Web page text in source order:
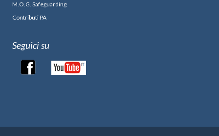
M.O.G. Safeguarding
Contributi PA
Seguici su